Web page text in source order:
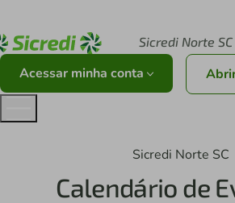
Sicredi Norte SC
Acessar minha conta
Sicredi Norte SC
Calendário de